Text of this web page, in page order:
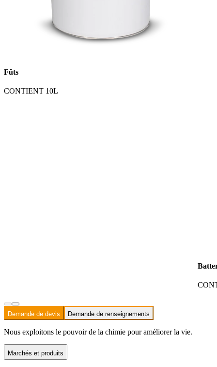
Fûts
CONTIENT 10L
Demande de devis Demande de renseignements
Nous exploitons le pouvoir de la chimie pour améliorer la vie.
Marchés et produits